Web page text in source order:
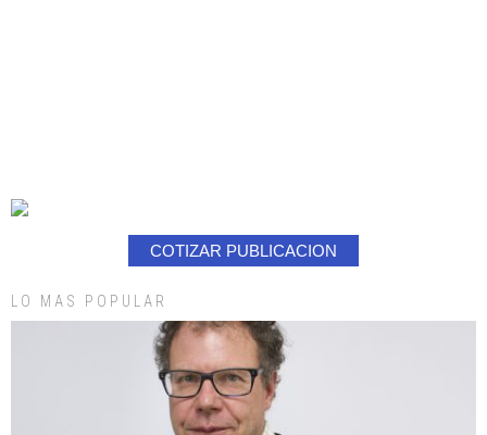
COTIZAR PUBLICACION
LO MAS POPULAR